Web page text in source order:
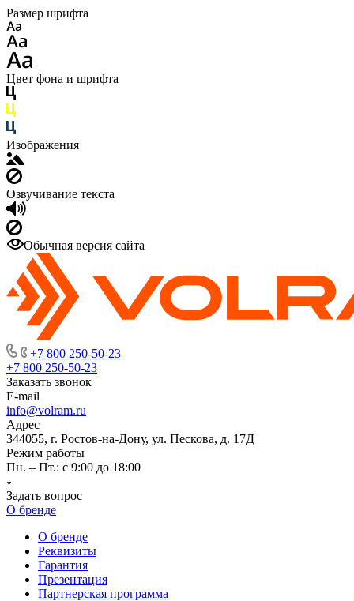
Размер шрифта
Цвет фона и шрифта
Изображения
Озвучивание текста
Обычная версия сайта
+7 800 250-50-23
+7 800 250-50-23
Заказать звонок
E-mail
info@volram.ru
Адрес
344055, г. Ростов-на-Дону, ул. Пескова, д. 17Д
Режим работы
Пн. – Пт.: с 9:00 до 18:00
Задать вопрос
О бренде
О бренде
Реквизиты
Гарантия
Презентация
Партнерская программа